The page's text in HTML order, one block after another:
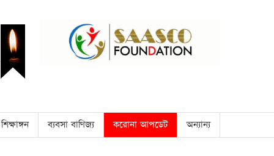
শিক্ষাঙ্গন ব্যবসা বাণিজ্য করোনা আপডেট অন্যান্য